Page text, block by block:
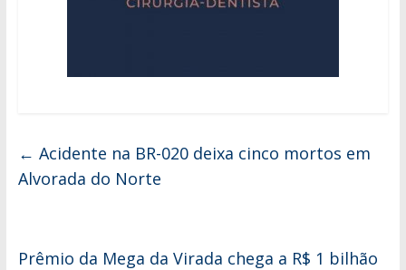
← Acidente na BR-020 deixa cinco mortos em
Alvorada do Norte
Prêmio da Mega da Virada chega a R$ 1 bilhão